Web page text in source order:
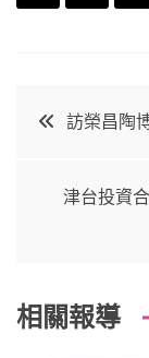
t
r
e
e
文
訪榮昌陶
津台投資
相關報導